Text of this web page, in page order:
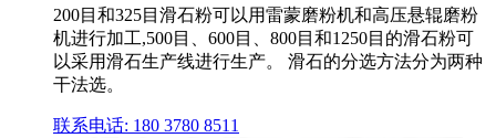
200目和325目滑石粉可以用雷蒙磨粉机和高压悬辊磨粉
机进行加工,500目、600目、800目和1250目的滑石粉可
以采用滑石生产线进行生产。 滑石的分选方法分为两种
干法选。
联系电话: 180 3780 8511